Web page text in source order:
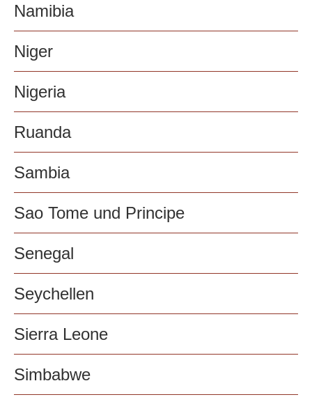
Namibia
Niger
Nigeria
Ruanda
Sambia
Sao Tome und Principe
Senegal
Seychellen
Sierra Leone
Simbabwe